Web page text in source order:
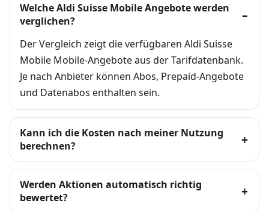
Welche Aldi Suisse Mobile Angebote werden
verglichen?
Der Vergleich zeigt die verfügbaren Aldi Suisse
Mobile Mobile-Angebote aus der Tarifdatenbank.
Je nach Anbieter können Abos, Prepaid-Angebote
und Datenabos enthalten sein.
Kann ich die Kosten nach meiner Nutzung
berechnen?
Werden Aktionen automatisch richtig
bewertet?